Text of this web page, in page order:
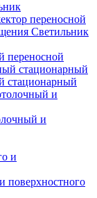
переносной
Светильник
переносной
стационарный
и
поверхностного